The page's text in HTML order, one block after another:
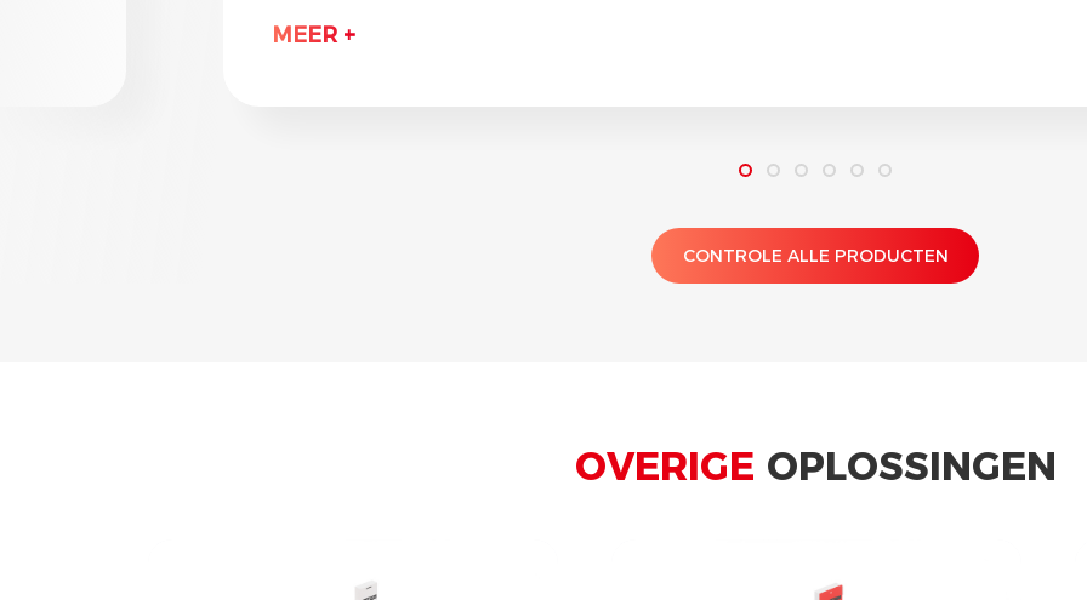
Opmerkelijk is dat hij een DC-input overdimensionering heeft van 130% en dat hij in
MEER +
CONTROLE ALLE PRODUCTEN
OVERIGE OPLOSSINGEN